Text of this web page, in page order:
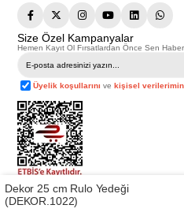
Size Özel Kampanyalar
Hemen Kayıt Ol Fırsatlardan Önce Sen
Üyelik koşullarını vekişisel verilerimin
Telif Hakkı © 2026
Bu web sitesindeki tüm ürünler ticari
görsel ve yazılı içerikler firmamıza ait
Dekor 25 cm Rulo Yedeği
(DEKOR.1022)